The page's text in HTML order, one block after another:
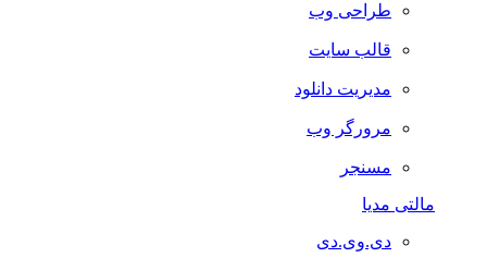
طراحی وب
قالب سایت
مدیریت دانلود
مرورگر وب
مسنجر
مالتی مدیا
دی.وی.دی